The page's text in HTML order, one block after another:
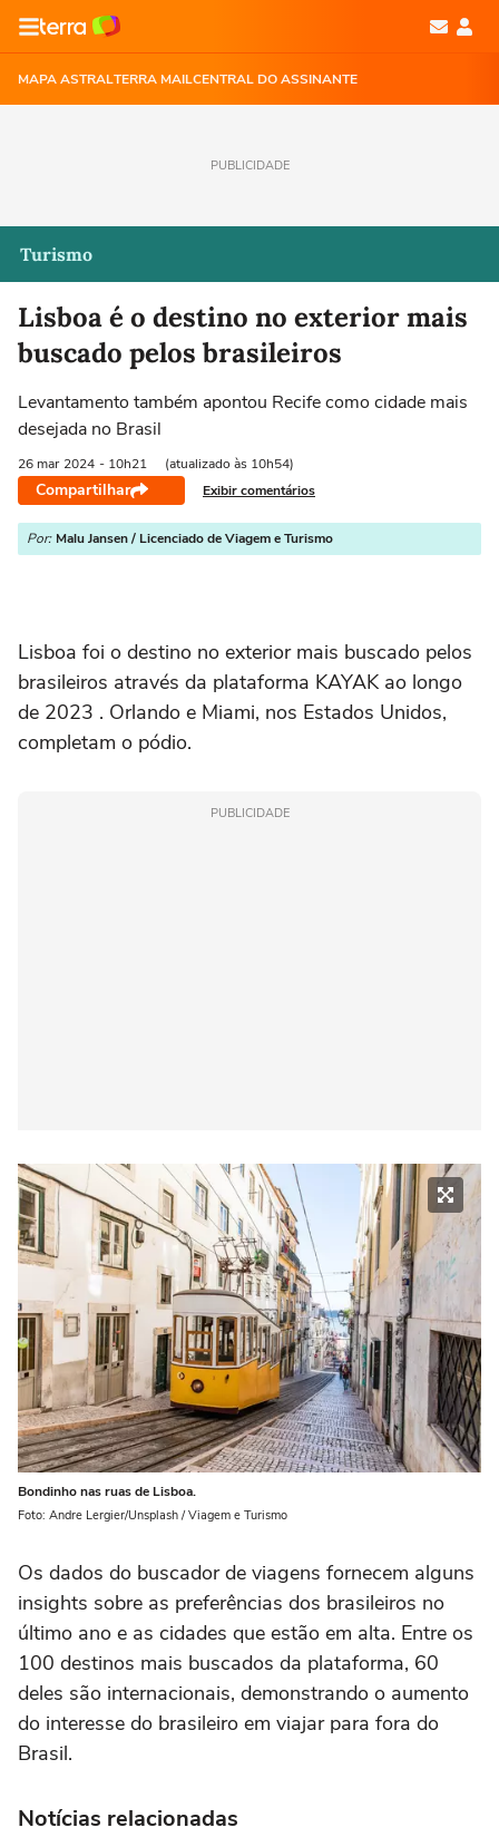
MAPA ASTRALTERRA MAILCENTRAL DO ASSINANTE
PUBLICIDADE
Turismo
Lisboa é o destino no exterior mais
buscado pelos brasileiros
Levantamento também apontou Recife como cidade mais
desejada no Brasil
26 mar 2024 - 10h21 (atualizado às 10h54)
Compartilhar Exibir comentários
Por: Malu Jansen / Licenciado de Viagem e Turismo
Lisboa foi o destino no exterior mais buscado pelos
brasileiros através da plataforma KAYAK ao longo
de 2023 . Orlando e Miami, nos Estados Unidos,
completam o pódio.
PUBLICIDADE
Bondinho nas ruas de Lisboa.
Foto: Andre Lergier/Unsplash / Viagem e Turismo
Os dados do buscador de viagens fornecem alguns
insights sobre as preferências dos brasileiros no
último ano e as cidades que estão em alta. Entre os
100 destinos mais buscados da plataforma, 60
deles são internacionais, demonstrando o aumento
do interesse do brasileiro em viajar para fora do
Brasil.
Notícias relacionadas